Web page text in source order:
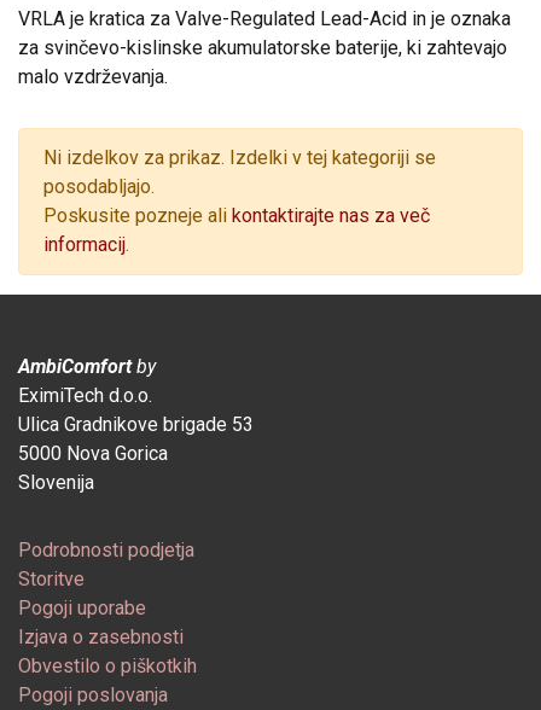
VRLA je kratica za Valve-Regulated Lead-Acid in je oznaka
za svinčevo-kislinske akumulatorske baterije, ki zahtevajo
malo vzdrževanja.
Ni izdelkov za prikaz. Izdelki v tej kategoriji se
posodabljajo.
Poskusite pozneje ali kontaktirajte nas za več
informacij.
AmbiComfortby
EximiTech d.o.o.
Ulica Gradnikove brigade 53
5000 Nova Gorica
Slovenija
Podrobnosti podjetja
Storitve
Pogoji uporabe
Izjava o zasebnosti
Obvestilo o piškotkih
Pogoji poslovanja